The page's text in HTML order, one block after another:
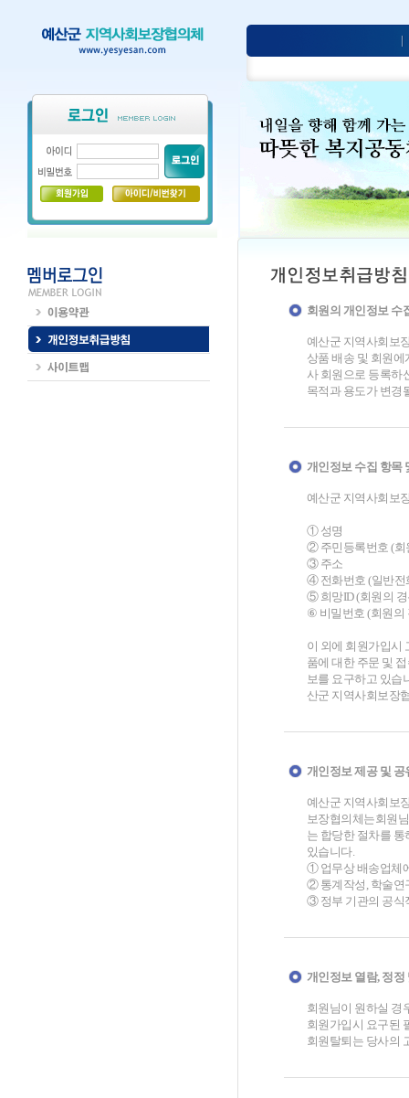
회원의 개인정보 수
예산군 지역사회보
상품 배송 및 회원
사 회원으로 등록하
목적과 용도가 변경
개인정보 수집 항목
예산군 지역사회보
① 성명
② 주민등록번호 (회
③ 주소
④ 전화번호 (일반전
⑤ 희망ID (회원의 경
⑥ 비밀번호 (회원의
이 외에 회원가입시
품에 대한 주문 및
보를 요구하고 있습
산군 지역사회보장
개인정보 제공 및 공
예산군 지역사회보
보장협의체는회원
는 합당한 절차를
있습니다.
① 업무상 배송업체
② 통계작성, 학술연
③ 정부 기관의 공식
개인정보 열람, 정정
회원님이 원하실 경
회원가입시 요구된
회원탈퇴는 당사의